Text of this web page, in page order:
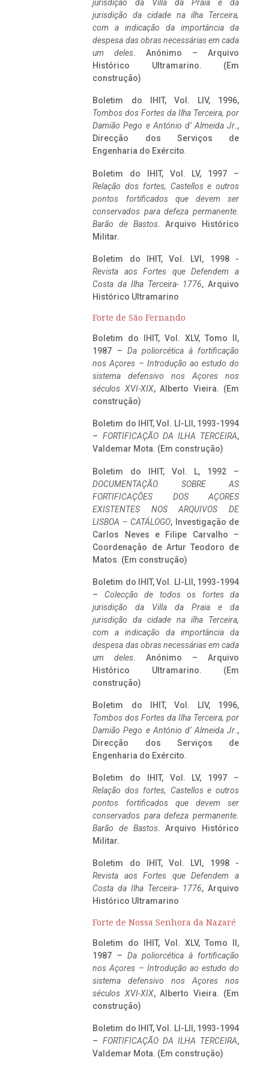
jurisdição da Villa da Praia e da
jurisdição da cidade na ilha Terceira,
com a indicação da importância da
despesa das obras necessárias em cada
um deles. Anónimo – Arquivo
Histórico Ultramarino. (Em
construção)
Boletim do IHIT, Vol. LIV, 1996,
Tombos dos Fortes da Ilha Terceira, por
Damião Pego e António d’ Almeida Jr.,
Direcção dos Serviços de
Engenharia do Exército.
Boletim do IHIT, Vol. LV, 1997 –
Relação dos fortes, Castellos e outros
pontos fortificados que devem ser
conservados para defeza permanente.
Barão de Bastos. Arquivo Histórico
Militar.
Boletim do IHIT, Vol. LVI, 1998 -
Revista aos Fortes que Defendem a
Costa da Ilha Terceira- 1776, Arquivo
Histórico Ultramarino
Forte de São Fernando
Boletim do IHIT, Vol. XLV, Tomo II,
1987 – Da poliorcética à fortificação
nos Açores – Introdução ao estudo do
sistema defensivo nos Açores nos
séculos XVI-XIX, Alberto Vieira. (Em
construção)
Boletim do IHIT, Vol. LI-LII, 1993-1994
– FORTIFICAÇÃO DA ILHA TERCEIRA,
Valdemar Mota. (Em construção)
Boletim do IHIT, Vol. L, 1992 –
DOCUMENTAÇÃO SOBRE AS
FORTIFICAÇÕES DOS AÇORES
EXISTENTES NOS ARQUIVOS DE
LISBOA – CATÁLOGO, Investigação de
Carlos Neves e Filipe Carvalho –
Coordenação de Artur Teodoro de
Matos. (Em construção)
Boletim do IHIT, Vol. LI-LII, 1993-1994
– Colecção de todos os fortes da
jurisdição da Villa da Praia e da
jurisdição da cidade na ilha Terceira,
com a indicação da importância da
despesa das obras necessárias em cada
um deles. Anónimo – Arquivo
Histórico Ultramarino. (Em
construção)
Boletim do IHIT, Vol. LIV, 1996,
Tombos dos Fortes da Ilha Terceira, por
Damião Pego e António d’ Almeida Jr.,
Direcção dos Serviços de
Engenharia do Exército.
Boletim do IHIT, Vol. LV, 1997 –
Relação dos fortes, Castellos e outros
pontos fortificados que devem ser
conservados para defeza permanente.
Barão de Bastos. Arquivo Histórico
Militar.
Boletim do IHIT, Vol. LVI, 1998 -
Revista aos Fortes que Defendem a
Costa da Ilha Terceira- 1776, Arquivo
Histórico Ultramarino
Forte de Nossa Senhora da Nazaré
Boletim do IHIT, Vol. XLV, Tomo II,
1987 – Da poliorcética à fortificação
nos Açores – Introdução ao estudo do
sistema defensivo nos Açores nos
séculos XVI-XIX, Alberto Vieira. (Em
construção)
Boletim do IHIT, Vol. LI-LII, 1993-1994
– FORTIFICAÇÃO DA ILHA TERCEIRA,
Valdemar Mota. (Em construção)